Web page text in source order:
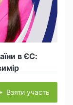
в ЄС:
Взяти участь